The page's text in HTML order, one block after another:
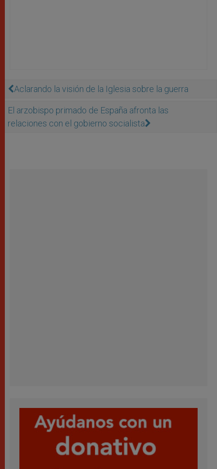
Aclarando la visión de la Iglesia sobre la guerra
El arzobispo primado de España afronta las
relaciones con el gobierno socialista